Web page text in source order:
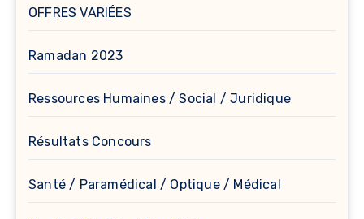
OFFRES VARIÉES
Ramadan 2023
Ressources Humaines / Social / Juridique
Résultats Concours
Santé / Paramédical / Optique / Médical